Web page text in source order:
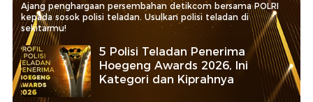
Ajang penghargaan persembahan detikcom bersama POLRI
kepada sosok polisi teladan. Usulkan polisi teladan di
sekitarmu!
5 Polisi Teladan Penerima
Hoegeng Awards 2026, Ini
Kategori dan Kiprahnya